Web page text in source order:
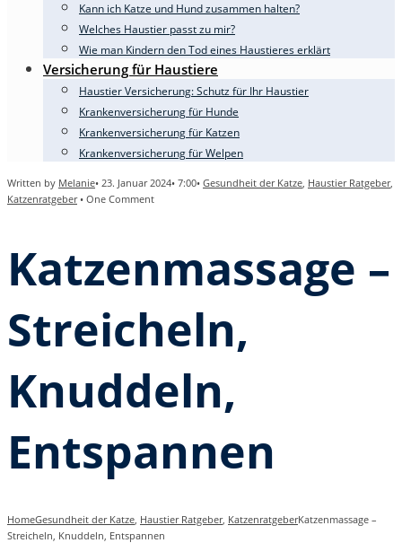
Kann ich Katze und Hund zusammen halten?
Welches Haustier passt zu mir?
Wie man Kindern den Tod eines Haustieres erklärt
Versicherung für Haustiere
Haustier Versicherung: Schutz für Ihr Haustier
Krankenversicherung für Hunde
Krankenversicherung für Katzen
Krankenversicherung für Welpen
Written by Melanie• 23. Januar 2024• 7:00• Gesundheit der Katze, Haustier Ratgeber,
Katzenratgeber • One Comment
Katzenmassage –
Streicheln,
Knuddeln,
Entspannen
HomeGesundheit der Katze, Haustier Ratgeber, KatzenratgeberKatzenmassage –
Streicheln, Knuddeln, Entspannen